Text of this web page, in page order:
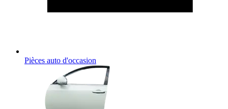
Pièces auto d'occasion